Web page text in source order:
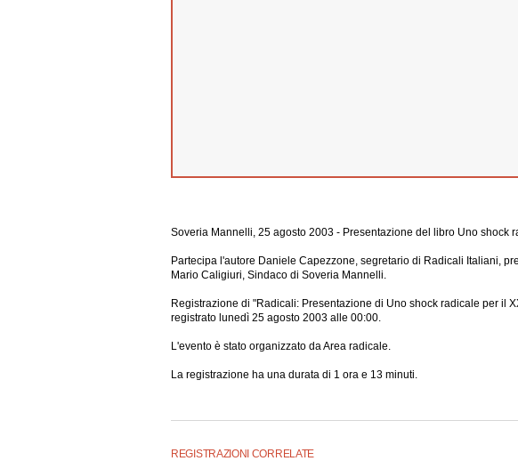
Soveria Mannelli, 25 agosto 2003 - Presentazione del libro Uno shock
Partecipa l'autore Daniele Capezzone, segretario di Radicali Italiani,
Mario Caligiuri, Sindaco di Soveria Mannelli.
Registrazione di "Radicali: Presentazione di Uno shock radicale per il
registrato lunedì 25 agosto 2003 alle 00:00.
L'evento è stato organizzato da Area radicale.
La registrazione ha una durata di 1 ora e 13 minuti.
REGISTRAZIONI CORRELATE